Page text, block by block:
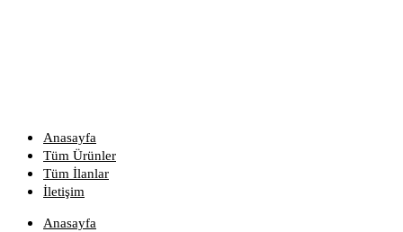
Anasayfa
Tüm Ürünler
Tüm İlanlar
İletişim
Anasayfa